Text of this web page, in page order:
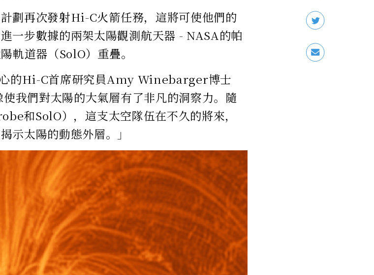
劃再次發射Hi-C火箭任務，這將可使他們的
一步數據的兩架太陽觀測航天器 - NASA的帕
軌道器（SolO）重疊。
的Hi-C首席研究員Amy Winebarger博士
我們對太陽的大氣層有了非凡的洞察力。隨
和SolO），這支太空隊伍在不久的將來，
示太陽的動態外層。」